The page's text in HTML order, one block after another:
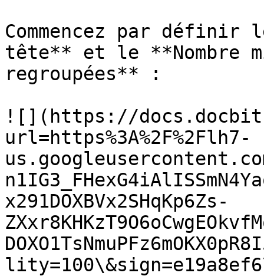
Commencez par
tête** et le **Nombre
regroupées** :
![](https://
url=https%3A%2F%2Flh7-
x291DOXBVx2SHqKp6Zs-